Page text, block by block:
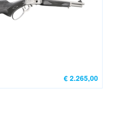
€ 2.265,00